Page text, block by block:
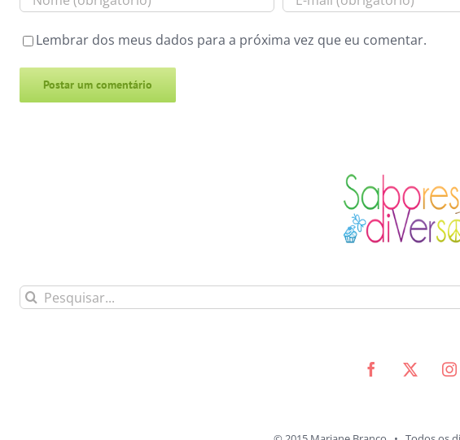
Lembrar dos meus dados para a próxima vez que eu comentar.
Buscar